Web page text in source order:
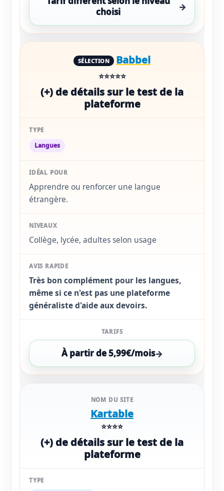
choisi
Babbel
⭐⭐⭐⭐⭐
(+) de détails sur le test de la
plateforme
Langues
Apprendre ou renforcer une langue
étrangère.
Collège, lycée, adultes selon usage
Très bon complément pour les langues,
même si ce n'est pas une plateforme
généraliste d'aide aux devoirs.
À partir de 5,99€/mois
Kartable
⭐⭐⭐⭐
(+) de détails sur le test de la
plateforme